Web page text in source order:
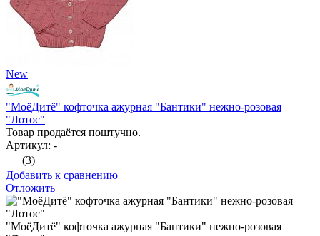
New
"МоёДитё" кофточка ажурная "Бантики" нежно-розовая
"Лотос"
Товар продаётся поштучно.
Артикул: -
(3)
Добавить к сравнению
Отложить
"МоёДитё" кофточка ажурная "Бантики" нежно-розовая